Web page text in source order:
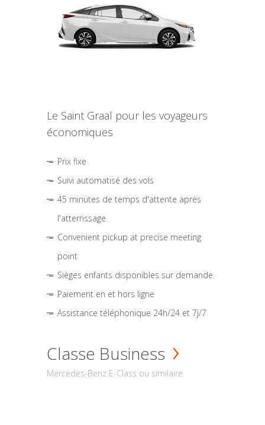
Le Saint Graal pour les voyageurs
économiques
Prix fixe
Suivi automatisé des vols
45 minutes de temps d'attente après
l'atterrissage
Convenient pickup at precise meeting
point
Sièges enfants disponibles sur demande.
Paiement en et hors ligne
Assistance téléphonique 24h/24 et 7j/7
Classe Business
Mercedes-Benz E-Class ou similaire